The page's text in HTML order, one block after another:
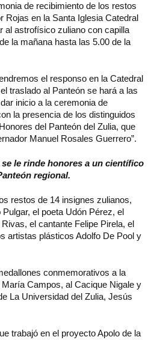
de recibimiento de los restos
Rojas en la Santa Iglesia Catedral
al astrofísico zuliano con capilla
la mañana hasta las 5.00 de la
el responso en la Catedral
traslado al Panteón se hará a las
inicio a la ceremonia de
la presencia de los distinguidos
del Panteón del Zulia, que
Manuel Rosales Guerrero”.
le rinde honores a un científico
regional.
restos de 14 insignes zulianos,
el poeta Udón Pérez, el
el cantante Felipe Pirela, el
artistas plásticos Adolfo De Pool y
conmemorativos a la
Campos, al Cacique Nigale y
La Universidad del Zulia, Jesús
trabajó en el proyecto Apolo de la